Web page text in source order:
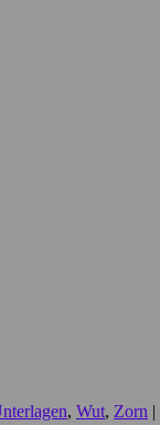
, Wut, Zorn |